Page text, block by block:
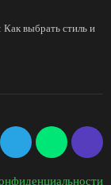
выбрать стиль и